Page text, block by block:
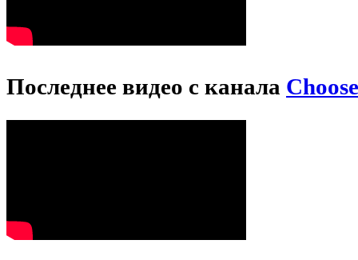
Последнее видео с канала